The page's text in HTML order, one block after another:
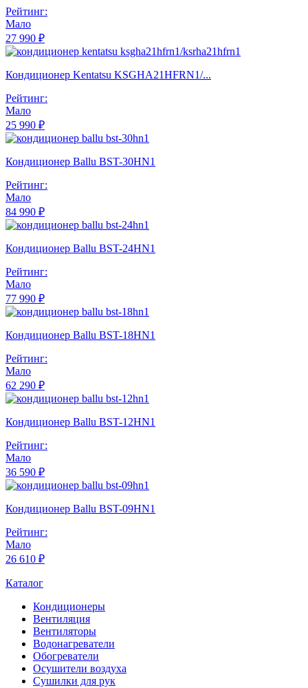
Рейтинг:
Мало
27 990 ₽
Кондиционер Kentatsu KSGHA21HFRN1/...
Рейтинг:
Мало
25 990 ₽
Кондиционер Ballu BST-30HN1
Рейтинг:
Мало
84 990 ₽
Кондиционер Ballu BST-24HN1
Рейтинг:
Мало
77 990 ₽
Кондиционер Ballu BST-18HN1
Рейтинг:
Мало
62 290 ₽
Кондиционер Ballu BST-12HN1
Рейтинг:
Мало
36 590 ₽
Кондиционер Ballu BST-09HN1
Рейтинг:
Мало
26 610 ₽
Каталог
Кондиционеры
Вентиляция
Вентиляторы
Водонагреватели
Обогреватели
Осушители воздуха
Сушилки для рук